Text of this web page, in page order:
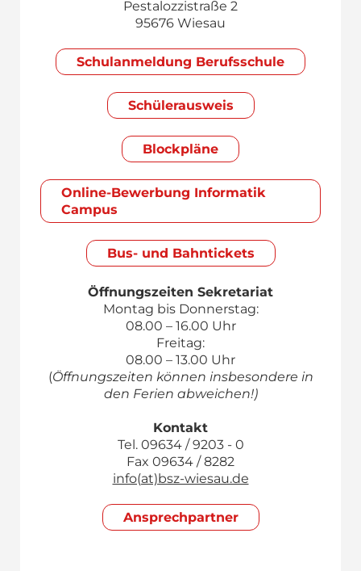
Pestalozzistraße 2
95676 Wiesau
Schul­anmeldung Berufsschule
Schülerausweis
Blockpläne
Online-Bewerbung Informatik
Campus
Bus- und Bahntickets
Öffnungszeiten Sekretariat
Montag bis Donnerstag:
08.00 – 16.00 Uhr
Freitag:
08.00 – 13.00 Uhr
(Öffnungszeiten können insbesondere in
den Ferien abweichen!)
Kontakt
Tel. 09634 / 9203 - 0
Fax 09634 / 8282
info(at)bsz-wiesau.de
Ansprech­partner